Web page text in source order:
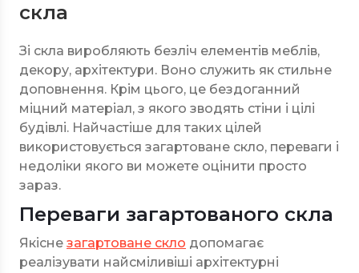
скла
Зі скла виробляють безліч елементів меблів,
декору, архітектури. Воно служить як стильне
доповнення. Крім цього, це бездоганний
міцний матеріал, з якого зводять стіни і цілі
будівлі. Найчастіше для таких цілей
використовується загартоване скло, переваги і
недоліки якого ви можете оцінити просто
зараз.
Переваги загартованого скла
Якісне загартоване скло допомагає
реалізувати найсміливіші архітектурні